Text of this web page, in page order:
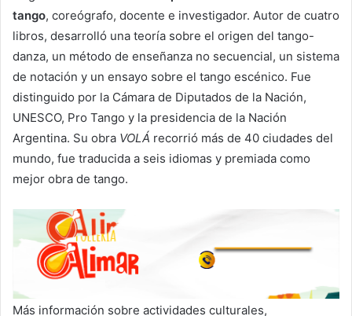
tango, coreógrafo, docente e investigador. Autor de cuatro
libros, desarrolló una teoría sobre el origen del tango-
danza, un método de enseñanza no secuencial, un sistema
de notación y un ensayo sobre el tango escénico. Fue
distinguido por la Cámara de Diputados de la Nación,
UNESCO, Pro Tango y la presidencia de la Nación
Argentina. Su obra VOLÁ recorrió más de 40 ciudades del
mundo, fue traducida a seis idiomas y premiada como
mejor obra de tango.
Más información sobre actividades culturales,